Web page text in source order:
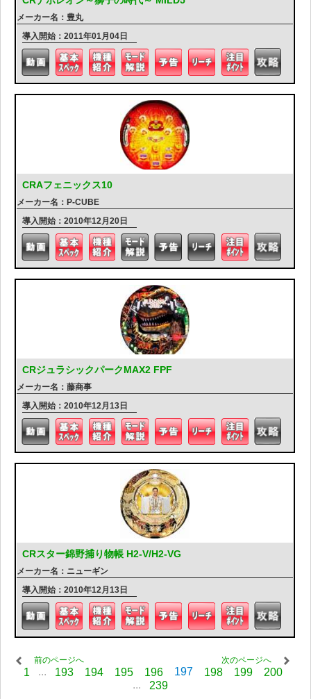
メーカー名：豊丸
導入開始：2011年01月04日
CRAフェニックス10
メーカー名：P-CUBE
導入開始：2010年12月20日
CRジュラシックパークMAX2 FPF
メーカー名：藤商事
導入開始：2010年12月13日
CRスター錦野捕り物帳 H2-V/H2-VG
メーカー名：ニューギン
導入開始：2010年12月13日
前のページへ
1 ... 193 194 195 196 197 198 199
200
...
239
次のページへ